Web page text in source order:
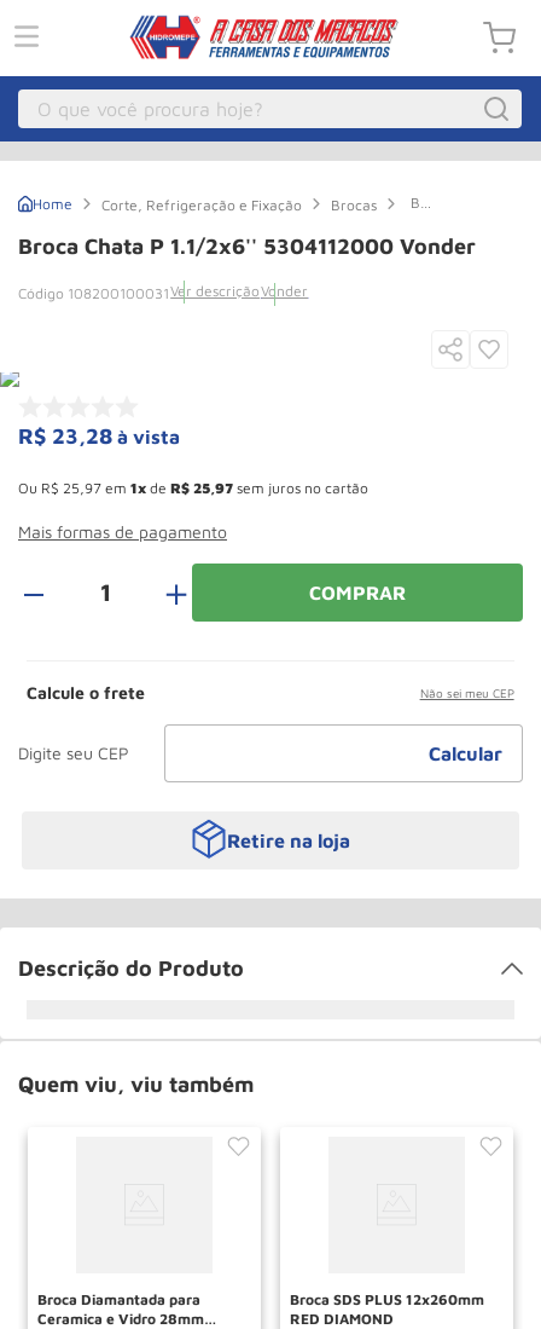
O que você procura hoje?
Corte, Refrigeração e Fixação Brocas
Broca
P
1.1/2x6''
Broca Chata P 1.1/2x6'' 5304112000 Vonder
108200100031Ver descriçãoVonder
R$ 23,28 à vista
Ou R$ 25 97 em 1 de R$ 25 97 sem juros no cartão
Mais formas de pagamento
＋ COMPRAR
Calcule o frete Não sei meu CEP
Retire na loja
Descrição do Produto
Quem viu, viu também
Broca Diamantada para
Ceramica e Vidro 28mm
Broca SDS PLUS 12x260mm
RED DIAMOND
Guincho Eletrico
º Macaco Hidraulico
4º Macaco Jacare
7 Macaco